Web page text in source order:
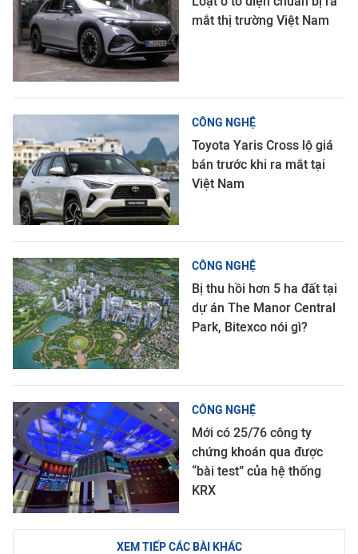
mắt thị trường Việt Nam
CÔNG NGHỆ
Toyota Yaris Cross lộ giá
bán trước khi ra mắt tại
Việt Nam
CÔNG NGHỆ
Bị thu hồi hơn 5 ha đất tại
dự án The Manor Central
Park, Bitexco nói gì?
CÔNG NGHỆ
Mới có 25/76 công ty
chứng khoán qua được
“bài test” của hệ thống
KRX
XEM TIẾP CÁC BÀI KHÁC